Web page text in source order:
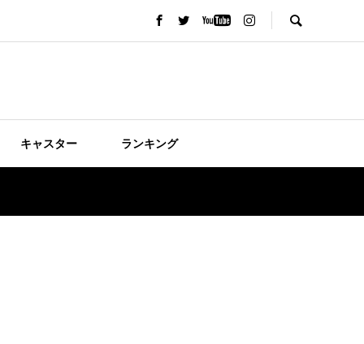
キャスター ランキング